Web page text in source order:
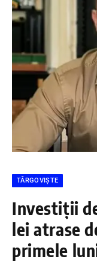
TÂRGOVIȘTE
Investiții
lei atrase
primele